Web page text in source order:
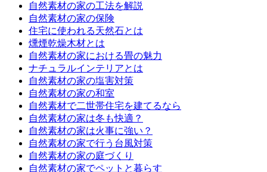
自然素材の家の工法を解説
自然素材の家の保険
住宅に使われる天然石とは
燻煙乾燥木材とは
自然素材の家における畳の魅力
ナチュラルインテリアとは
自然素材の家の塩害対策
自然素材の家の和室
自然素材で二世帯住宅を建てるなら
自然素材の家は冬も快適？
自然素材の家は火事に強い？
自然素材の家で行う台風対策
自然素材の家の庭づくり
自然素材の家でペットと暮らす